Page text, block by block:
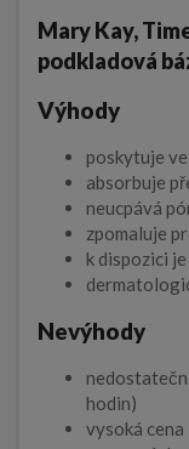
Mary Kay,
podkladová
Výhody
poskytuje
absorbuje
neucpává
zpomaluje
k dispozici
Nevýhody
hodin)
vysoká cena